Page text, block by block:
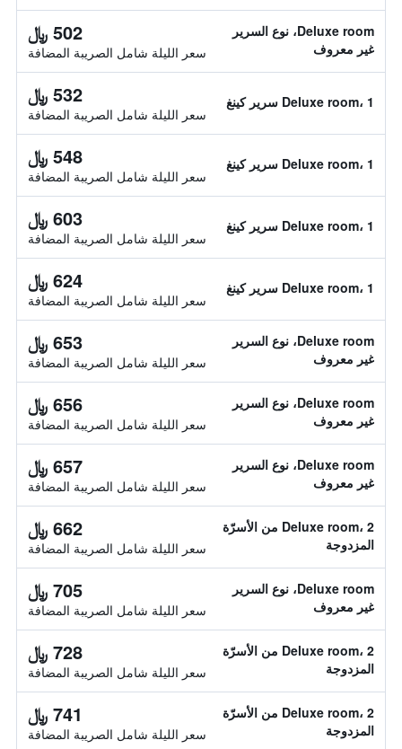
Deluxe room، نوع السرير
غير معروف
502 ﷼
سعر الليلة شامل الصريبة المضافة
Deluxe room، 1 سرير كينغ 532 ﷼
سعر الليلة شامل الصريبة المضافة
Deluxe room، 1 سرير كينغ 548 ﷼
سعر الليلة شامل الصريبة المضافة
Deluxe room، 1 سرير كينغ 603 ﷼
سعر الليلة شامل الصريبة المضافة
Deluxe room، 1 سرير كينغ 624 ﷼
سعر الليلة شامل الصريبة المضافة
Deluxe room، نوع السرير
غير معروف
653 ﷼
سعر الليلة شامل الصريبة المضافة
Deluxe room، نوع السرير
غير معروف
656 ﷼
سعر الليلة شامل الصريبة المضافة
Deluxe room، نوع السرير
غير معروف
657 ﷼
سعر الليلة شامل الصريبة المضافة
Deluxe room، 2 من الأسرّة
المزدوجة
662 ﷼
سعر الليلة شامل الصريبة المضافة
Deluxe room، نوع السرير
غير معروف
705 ﷼
سعر الليلة شامل الصريبة المضافة
Deluxe room، 2 من الأسرّة
المزدوجة
728 ﷼
سعر الليلة شامل الصريبة المضافة
Deluxe room، 2 من الأسرّة
المزدوجة
741 ﷼
سعر الليلة شامل الصريبة المضافة